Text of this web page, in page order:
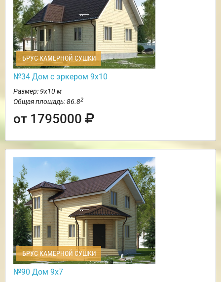
БРУС КАМЕРНОЙ СУШКИ
№34 Дом с эркером 9х10
Размер: 9х10 м
Общая площадь: 86.82
от 1795000
БРУС КАМЕРНОЙ СУШКИ
№90 Дом 9х7